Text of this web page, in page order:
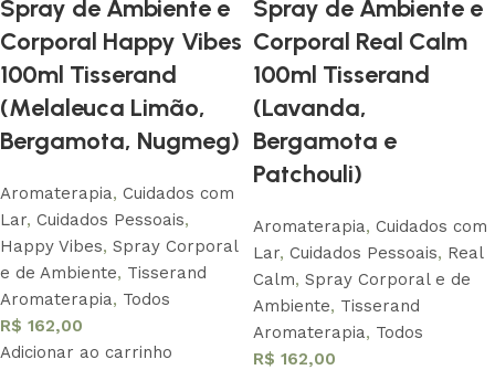
Spray de Ambiente e
Corporal Happy Vibes
100ml Tisserand
(Melaleuca Limão,
Bergamota, Nugmeg)
Aromaterapia, Cuidados com
Lar, Cuidados Pessoais,
Happy Vibes, Spray Corporal
e de Ambiente, Tisserand
Aromaterapia, Todos
R$ 162,00
Adicionar ao carrinho
Spray de Ambiente e
Corporal Real Calm
100ml Tisserand
(Lavanda,
Bergamota e
Patchouli)
Aromaterapia, Cuidados com
Lar, Cuidados Pessoais, Real
Calm, Spray Corporal e de
Ambiente, Tisserand
Aromaterapia, Todos
R$ 162,00